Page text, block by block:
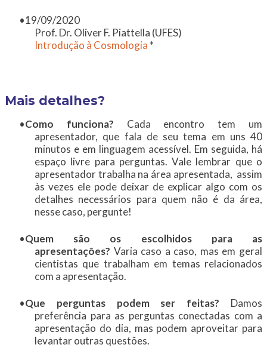
19/09/2020
Prof. Dr. Oliver F. Piattella (UFES)
Introdução à Cosmologia *
​Mais detalhes?
Como funciona? Cada encontro tem um
apresentador, que fala de seu tema em uns 40
minutos e em linguagem acessível. Em seguida, há
espaço livre para perguntas. Vale lembrar que o
apresentador trabalha na área apresentada, assim
às vezes ele pode deixar de explicar algo com os
detalhes necessários para quem não é da área,
nesse caso, pergunte!
Quem são os escolhidos para as
apresentações? Varia caso a caso, mas em geral
cientistas que trabalham em temas relacionados
com a apresentação.
Que perguntas podem ser feitas? Damos
preferência para as perguntas conectadas com a
apresentação do dia, mas podem aproveitar para
levantar outras questões.